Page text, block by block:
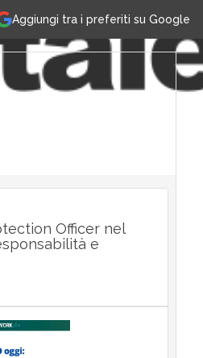
Aggiungi tra i preferiti su Google
Officer nel
e